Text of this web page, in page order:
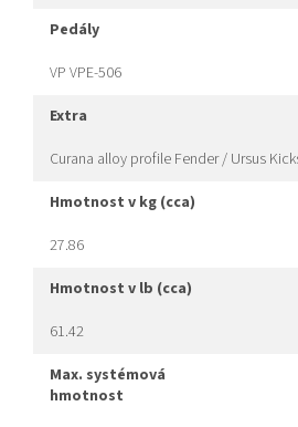
pedály
VP VPE-506
extra
Curana alloy profile Fender / Ursus
hmotnost v kg (cca)
27.86
hmotnost v lb (cca)
61.42
max. systémová
hmotnost